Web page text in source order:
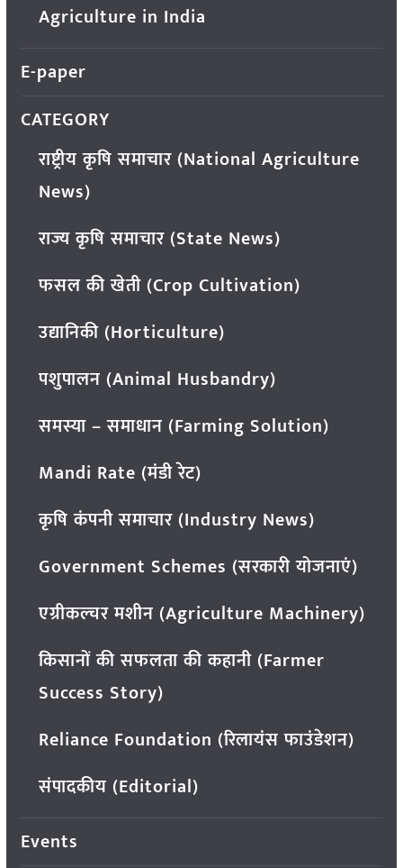
Agriculture in India
E-paper
CATEGORY
राष्ट्रीय कृषि समाचार (National Agriculture
News)
राज्य कृषि समाचार (State News)
फसल की खेती (Crop Cultivation)
उद्यानिकी (Horticulture)
पशुपालन (Animal Husbandry)
समस्या – समाधान (Farming Solution)
Mandi Rate (मंडी रेट)
कृषि कंपनी समाचार (Industry News)
Government Schemes (सरकारी योजनाएं)
एग्रीकल्चर मशीन (Agriculture Machinery)
किसानों की सफलता की कहानी (Farmer
Success Story)
Reliance Foundation (रिलायंस फाउंडेशन)
संपादकीय (Editorial)
Events